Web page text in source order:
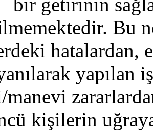
bir getirinin
Bu
hatalardan,
yapılan
manevi
kişilerin